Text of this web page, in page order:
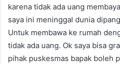
karena tidak ada uang
saya ini meninggal dunia
Untuk membawa ke rumah
tidak ada uang. Ok saya bisa
pihak puskesmas bapak boleh